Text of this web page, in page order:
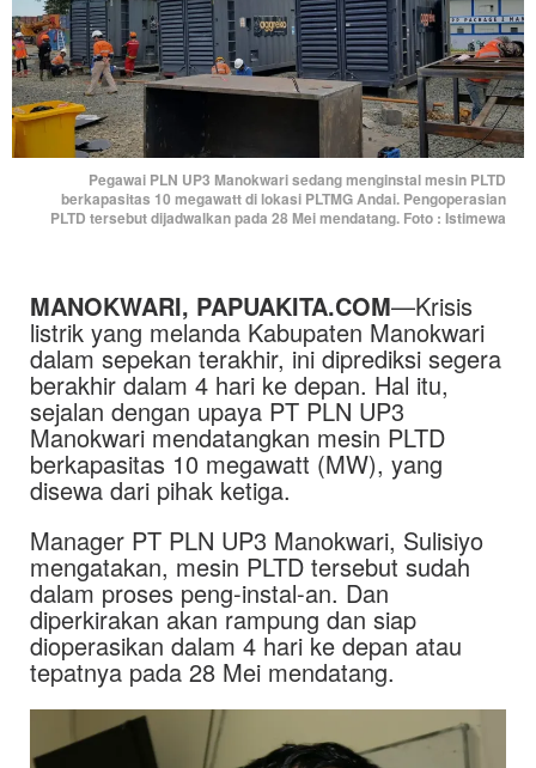
Pegawai PLN UP3 Manokwari sedang menginstal mesin PLTD
berkapasitas 10 megawatt di lokasi PLTMG Andai. Pengoperasian
PLTD tersebut dijadwalkan pada 28 Mei mendatang. Foto : Istimewa
MANOKWARI, PAPUAKITA.COM—Krisis
listrik yang melanda Kabupaten Manokwari
dalam sepekan terakhir, ini diprediksi segera
berakhir dalam 4 hari ke depan. Hal itu,
sejalan dengan upaya PT PLN UP3
Manokwari mendatangkan mesin PLTD
berkapasitas 10 megawatt (MW), yang
disewa dari pihak ketiga.
Manager PT PLN UP3 Manokwari, Sulisiyo
mengatakan, mesin PLTD tersebut sudah
dalam proses peng-instal-an. Dan
diperkirakan akan rampung dan siap
dioperasikan dalam 4 hari ke depan atau
tepatnya pada 28 Mei mendatang.